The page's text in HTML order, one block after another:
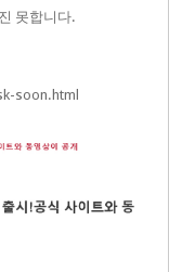
못합니다.
soon.html